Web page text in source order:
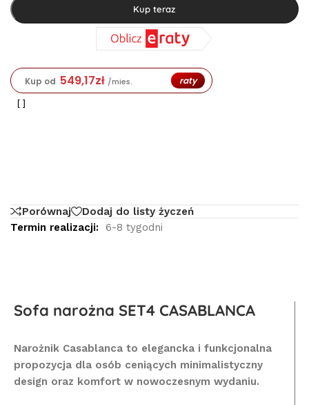
Kup teraz
Kup od 549,17zł /mies. raty
Porównaj
Dodaj do listy życzeń
Termin realizacji:
6-8 tygodni
Sofa narożna SET4 CASABLANCA
Narożnik Casablanca to elegancka i funkcjonalna
propozycja dla osób ceniących minimalistyczny
design oraz komfort w nowoczesnym wydaniu.